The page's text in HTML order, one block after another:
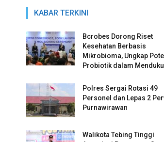
KABAR TERKINI
Bcrobes Dorong Riset
Kesehatan Berbasis
Mikrobioma, Ungkap
Probiotik dalam
Polres Sergai Rotasi 49
Personel dan Lepas 2
Purnawirawan
Walikota Tebing Tinggi